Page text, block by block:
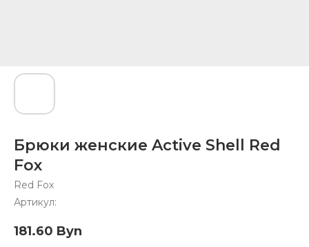
Брюки женские Active Shell Red
Fox
Red Fox
Артикул:
181.60 Byn